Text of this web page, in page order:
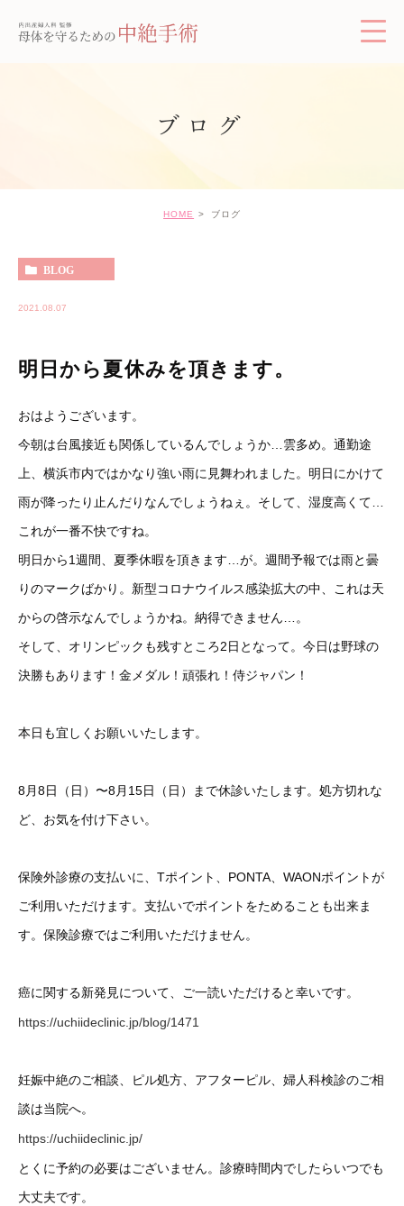
ブログ
HOME ブログ
BLOG
2021.08.07
明日から夏休みを頂きます。
おはようございます。
今朝は台風接近も関係しているんでしょうか…雲多め。通勤途
上、横浜市内ではかなり強い雨に見舞われました。明日にかけて
雨が降ったり止んだりなんでしょうねぇ。そして、湿度高くて…
これが一番不快ですね。
明日から1週間、夏季休暇を頂きます…が。週間予報では雨と曇
りのマークばかり。新型コロナウイルス感染拡大の中、これは天
からの啓示なんでしょうかね。納得できません…。
そして、オリンピックも残すところ2日となって。今日は野球の
決勝もあります！金メダル！頑張れ！侍ジャパン！
本日も宜しくお願いいたします。
8月8日（日）〜8月15日（日）まで休診いたします。処方切れな
ど、お気を付け下さい。
保険外診療の支払いに、Tポイント、PONTA、WAONポイントが
ご利用いただけます。支払いでポイントをためることも出来ま
す。保険診療ではご利用いただけません。
癌に関する新発見について、ご一読いただけると幸いです。
https://uchiideclinic.jp/blog/1471
妊娠中絶のご相談、ピル処方、アフターピル、婦人科検診のご相
談は当院へ。
https://uchiideclinic.jp/
とくに予約の必要はございません。診療時間内でしたらいつでも
大丈夫です。